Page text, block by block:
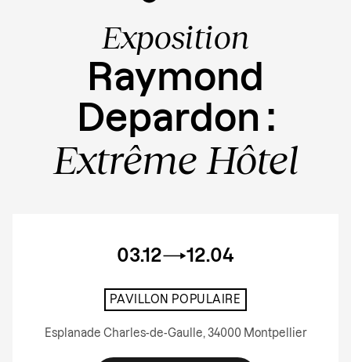
Exposition
Raymond
Depardon :
Extrême Hôtel
03.12 12.04
PAVILLON POPULAIRE
Esplanade Charles-de-Gaulle, 34000 Montpellier